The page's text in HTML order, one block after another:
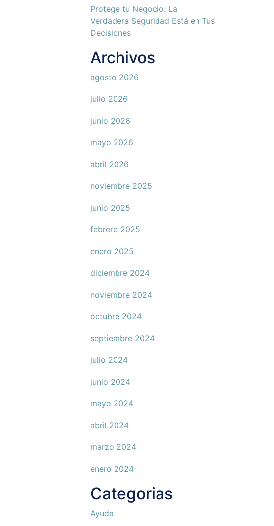
Protege tu Negocio: La
Verdadera Seguridad Está en Tus
Decisiones
Archivos
agosto 2026
julio 2026
junio 2026
mayo 2026
abril 2026
noviembre 2025
junio 2025
febrero 2025
enero 2025
diciembre 2024
noviembre 2024
octubre 2024
septiembre 2024
julio 2024
junio 2024
mayo 2024
abril 2024
marzo 2024
enero 2024
Categorias
Ayuda